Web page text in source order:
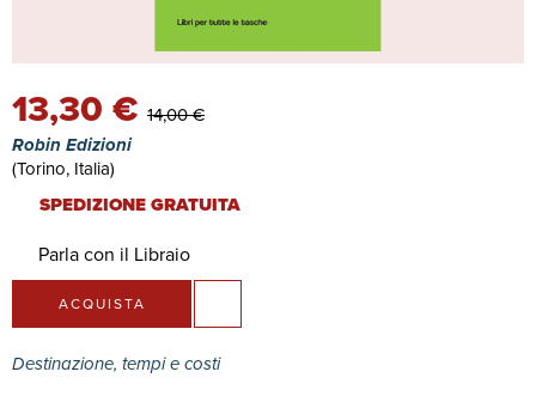
13,30 € 14,00 €
Robin Edizioni
(Torino, Italia)
SPEDIZIONE GRATUITA
Parla con il Libraio
ACQUISTA
Destinazione, tempi e costi